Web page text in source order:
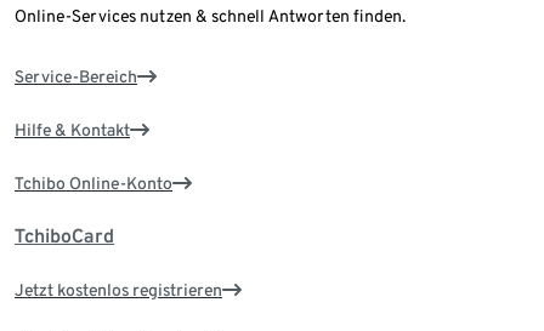
Online-Services nutzen & schnell Antworten finden.
Service-Bereich
Hilfe & Kontakt
Tchibo Online-Konto
TchiboCard
Jetzt kostenlos registrieren